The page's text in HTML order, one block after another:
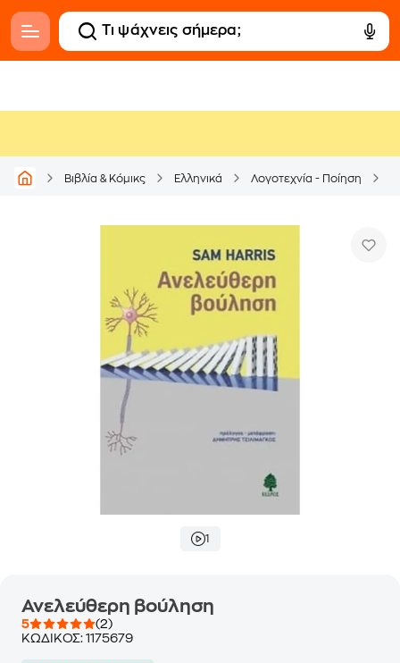
Βιβλία & Κόμικς Ελληνικά Λογοτεχνία - Ποίηση
1
Ανελεύθερη βούληση
5
(2)
ΚΩΔΙΚΟΣ: 1175679